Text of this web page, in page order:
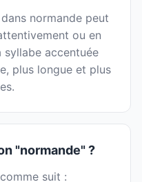
normande peut
ou en
syllabe accentuée
plus longue et plus
"normande" ?
suit :